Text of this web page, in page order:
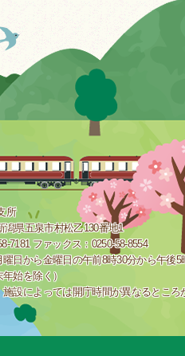
所
潟県五泉市村松乙130番地1
7181 ファックス：0250-58-8554
曜日から金曜日の午前8時30分から午後5
年始を除く）
施設によっては開庁時間が異なるところ